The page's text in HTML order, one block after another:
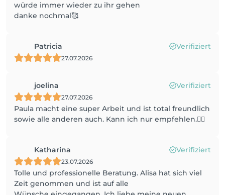
würde immer wieder zu ihr gehen
danke nochmal🥰
Patricia Verifiziert
27.07.2026
joelina Verifiziert
27.07.2026
Paula macht eine super Arbeit und ist total freundlich
sowie alle anderen auch. Kann ich nur empfehlen.👍🏼
Katharina Verifiziert
23.07.2026
Tolle und professionelle Beratung. Alisa hat sich viel
Zeit genommen und ist auf alle